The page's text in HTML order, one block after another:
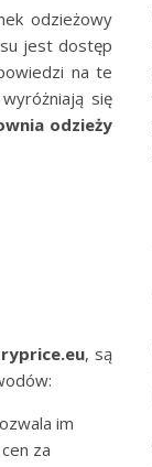
odzieżowy
jest dostęp
na te
się
odzieży
, są
im
za